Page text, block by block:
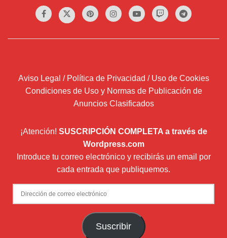
Aviso Legal / Política de Privacidad / Uso de Cookies
Condiciones de Uso y Normas de Publicación de
Anuncios Clasificados
¡Atención! SUSCRIPCIÓN COMPLETA a través de
Wordpress.com
Introduce tu correo electrónico y recibirás un email por
cada entrada que publiquemos.
Dirección
de
Suscribir